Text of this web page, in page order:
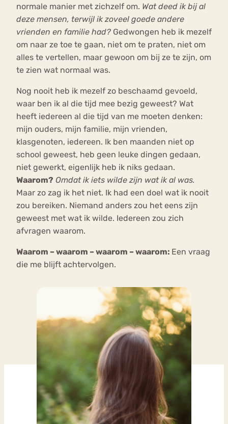
normale manier met zichzelf om. Wat deed ik bij al
deze mensen, terwijl ik zoveel goede andere
vrienden en familie had? Gedwongen heb ik mezelf
om naar ze toe te gaan, niet om te praten, niet om
alles te vertellen, maar gewoon om bij ze te zijn, om
te zien wat normaal was.
Nog nooit heb ik mezelf zo beschaamd gevoeld,
waar ben ik al die tijd mee bezig geweest? Wat
heeft iedereen al die tijd van me moeten denken:
mijn ouders, mijn familie, mijn vrienden,
klasgenoten, iedereen. Ik ben maanden niet op
school geweest, heb geen leuke dingen gedaan,
niet gewerkt, eigenlijk heb ik niks gedaan.
Waarom? Omdat ik iets wilde zijn wat ik al was.
Maar zo zag ik het niet. Ik had een doel wat ik nooit
zou bereiken. Niemand anders zou het eens zijn
geweest met wat ik wilde. Iedereen zou zich
afvragen waarom.
Waarom – waarom – waarom – waarom: Een vraag
die me blijft achtervolgen.